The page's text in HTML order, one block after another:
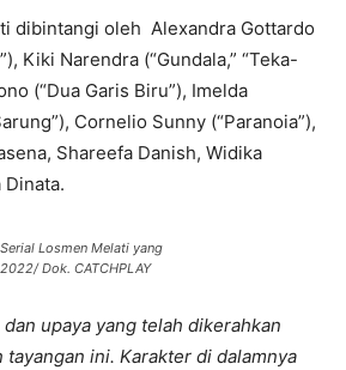
dibintangi oleh Alexandra Gottardo
Kiki Narendra (“Gundala,” “Teka-
(“Dua Garis Biru”), Imelda
Cornelio Sunny (“Paranoia”),
Shareefa Danish, Widika
Losmen Melati yang
Dok. CATCHPLAY
upaya yang telah dikerahkan
ini. Karakter di dalamnya